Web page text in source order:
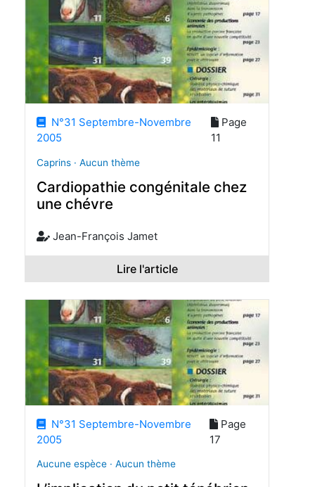
N°31 Septembre-Novembre
2005
Page
11
Caprins · Aucun thème
Cardiopathie congénitale chez
une chévre
Jean-François Jamet
Lire l'article
N°31 Septembre-Novembre
2005
Page
17
Aucune espèce · Aucun thème